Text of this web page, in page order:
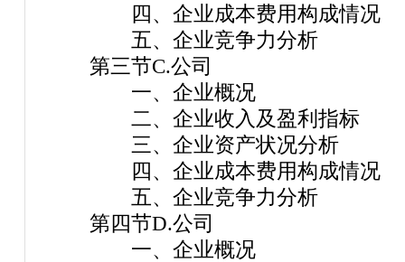
四、企业成本费用构成情况
五、企业竞争力分析
第三节C.公司
一、企业概况
二、企业收入及盈利指标
三、企业资产状况分析
四、企业成本费用构成情况
五、企业竞争力分析
第四节D.公司
一、企业概况